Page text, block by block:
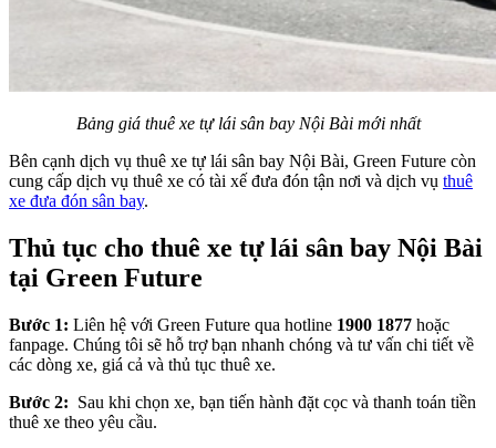
Bảng giá thuê xe tự lái sân bay Nội Bài mới nhất
Bên cạnh dịch vụ thuê xe tự lái sân bay Nội Bài, Green Future còn
cung cấp dịch vụ thuê xe có tài xế đưa đón tận nơi và dịch vụ thuê
xe đưa đón sân bay.
Thủ tục cho thuê xe tự lái sân bay Nội Bài
tại Green Future
Bước 1: Liên hệ với Green Future qua hotline 1900 1877 hoặc
fanpage. Chúng tôi sẽ hỗ trợ bạn nhanh chóng và tư vấn chi tiết về
các dòng xe, giá cả và thủ tục thuê xe.
Bước 2: Sau khi chọn xe, bạn tiến hành đặt cọc và thanh toán tiền
thuê xe theo yêu cầu.